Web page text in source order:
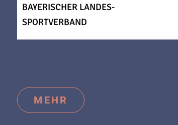
BAYERISCHER LANDES-
SPORTVERBAND
MEHR